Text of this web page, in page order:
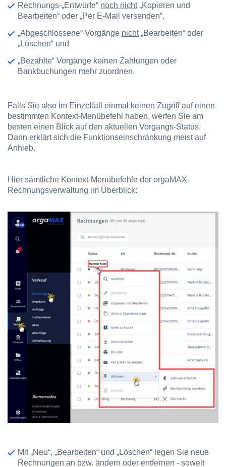
Rechnungs-„Entwürfe“ noch nicht„Kopieren und
Bearbeiten“ oder „Per E-Mail versenden“,
„Abgeschlossene“ Vorgänge nicht„Bearbeiten“ oder
„Löschen“ und
„Bezahlte“ Vorgänge keinen Zahlungen oder
Bankbuchungen mehr zuordnen.
Falls Sie also im Einzelfall einmal keinen Zugriff auf einen
bestimmten Kontext-Menübefehl haben, werfen Sie am
besten einen Blick auf den aktuellen Vorgangs-Status.
Dann erklärt sich die Funktionseinschränkung meist auf
Anhieb.
Hier sämtliche Kontext-Menübefehle der orgaMAX-
Rechnungsverwaltung im Überblick:
Mit„Neu“, „Bearbeiten“ und „Löschen“ legen Sie neue
Rechnungen an bzw. ändern oder entfernen - soweit